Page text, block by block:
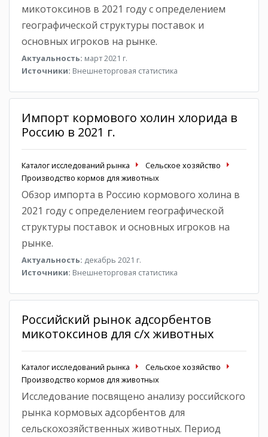
микотоксинов в 2021 году с определением
географической структуры поставок и
основных игроков на рынке.
Актуальность: март 2021 г.
Источники: Внешнеторговая статистика
Импорт кормового холин хлорида в
Россию в 2021 г.
Каталог исследований рынка
Сельское хозяйство
Производство кормов для животных
Обзор импорта в Россию кормового холина в
2021 году с определением географической
структуры поставок и основных игроков на
рынке.
Актуальность: декабрь 2021 г.
Источники: Внешнеторговая статистика
Российский рынок адсорбентов
микотоксинов для с/х животных
Каталог исследований рынка
Сельское хозяйство
Производство кормов для животных
Исследование посвящено анализу российского
рынка кормовых адсорбентов для
сельскохозяйственных животных. Период